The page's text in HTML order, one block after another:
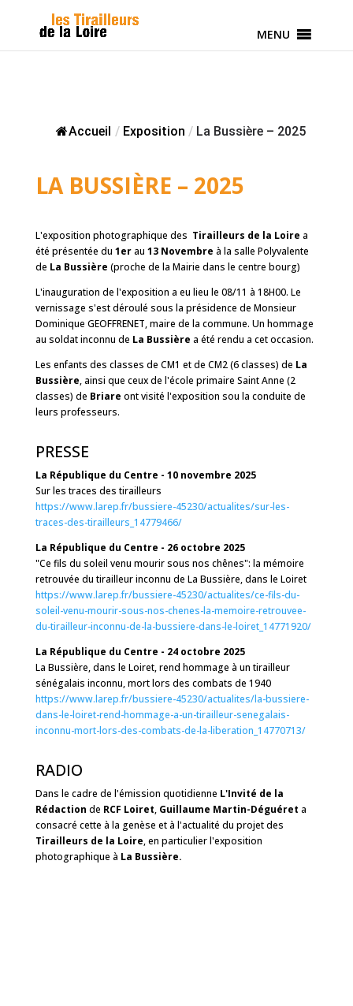
MENU
Accueil / Exposition / La Bussière – 2025
LA BUSSIÈRE – 2025
L'exposition photographique des Tirailleurs de la Loire a
été présentée du 1er au 13 Novembre à la salle Polyvalente
de La Bussière (proche de la Mairie dans le centre bourg)
L'inauguration de l'exposition a eu lieu le 08/11 à 18H00. Le
vernissage s'est déroulé sous la présidence de Monsieur
Dominique GEOFFRENET, maire de la commune. Un hommage
au soldat inconnu de La Bussière a été rendu a cet occasion.
Les enfants des classes de CM1 et de CM2 (6 classes) de La
Bussière, ainsi que ceux de l'école primaire Saint Anne (2
classes) de Briare ont visité l'exposition sou la conduite de
leurs professeurs.
PRESSE
La République du Centre - 10 novembre 2025
Sur les traces des tirailleurs
https://www.larep.fr/bussiere-45230/actualites/sur-les-
traces-des-tirailleurs_14779466/
La République du Centre - 26 octobre 2025
"Ce fils du soleil venu mourir sous nos chênes": la mémoire
retrouvée du tirailleur inconnu de La Bussière, dans le Loiret
https://www.larep.fr/bussiere-45230/actualites/ce-fils-du-
soleil-venu-mourir-sous-nos-chenes-la-memoire-retrouvee-
du-tirailleur-inconnu-de-la-bussiere-dans-le-loiret_14771920/
La République du Centre - 24 octobre 2025
La Bussière, dans le Loiret, rend hommage à un tirailleur
sénégalais inconnu, mort lors des combats de 1940
https://www.larep.fr/bussiere-45230/actualites/la-bussiere-
dans-le-loiret-rend-hommage-a-un-tirailleur-senegalais-
inconnu-mort-lors-des-combats-de-la-liberation_14770713/
RADIO
Dans le cadre de l'émission quotidienne L'Invité de la
Rédaction de RCF Loiret, Guillaume Martin-Déguéret a
consacré cette à la genèse et à l'actualité du projet des
Tirailleurs de la Loire, en particulier l'exposition
photographique à La Bussière.